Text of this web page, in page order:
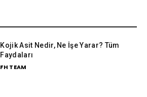
Kojik Asit Nedir, Ne İşe Yarar? Tüm
Faydaları
FH TEAM